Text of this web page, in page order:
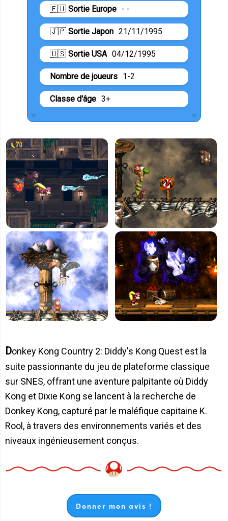
🇪🇺 Sortie Europe - -
🇯🇵 Sortie Japon 21/11/1995
🇺🇸 Sortie USA 04/12/1995
Nombre de joueurs 1-2
Classe d'âge 3+
Donkey Kong Country 2: Diddy's Kong Quest est la
suite passionnante du jeu de plateforme classique
sur SNES, offrant une aventure palpitante où Diddy
Kong et Dixie Kong se lancent à la recherche de
Donkey Kong, capturé par le maléfique capitaine K.
Rool, à travers des environnements variés et des
niveaux ingénieusement conçus.
Donner mon avis !